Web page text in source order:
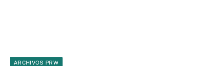
ARCHIVOS PRW